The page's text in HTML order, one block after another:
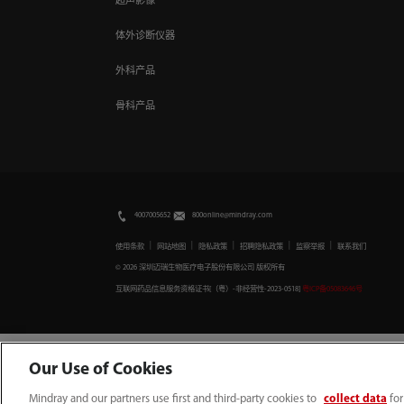
体外诊断仪器
外科产品
骨科产品
4007005652 800online@mindray.com
使用条款 网站地图 隐私政策 ｜招聘隐私政策 监察举报 联系我们
© 2026 深圳迈瑞生物医疗电子股份有限公司 版权所有
互联网药品信息服务资格证书[（粤）-非经营性-2023-0518] 粤ICP备05083646号
Our Use of Cookies
Mindray and our partners use first and third-party cookies to collect data